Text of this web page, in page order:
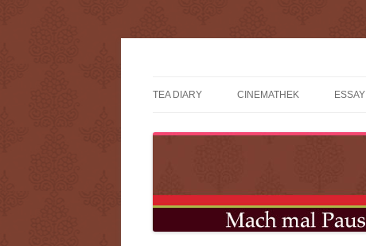
TEA DIARY CINEMATHEK ESSAY